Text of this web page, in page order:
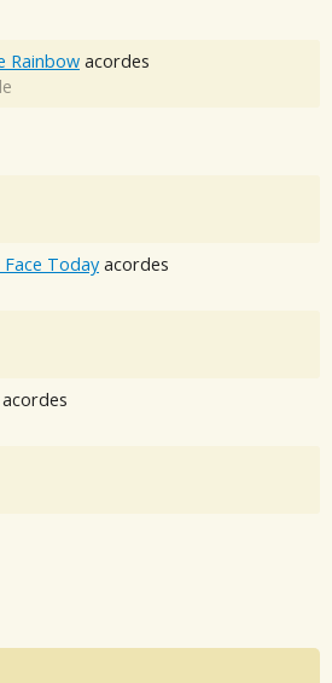
Rainbow acordes
Today acordes
acordes